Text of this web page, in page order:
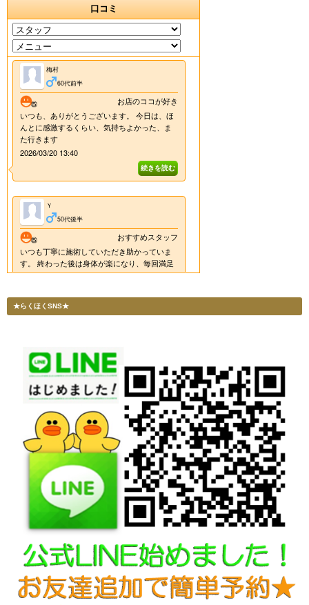
★らくほくSNS★